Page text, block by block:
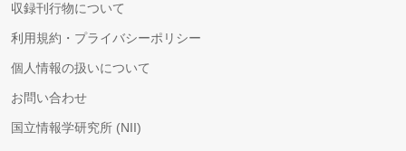
収録刊行物について
利用規約・プライバシーポリシー
個人情報の扱いについて
お問い合わせ
国立情報学研究所 (NII)